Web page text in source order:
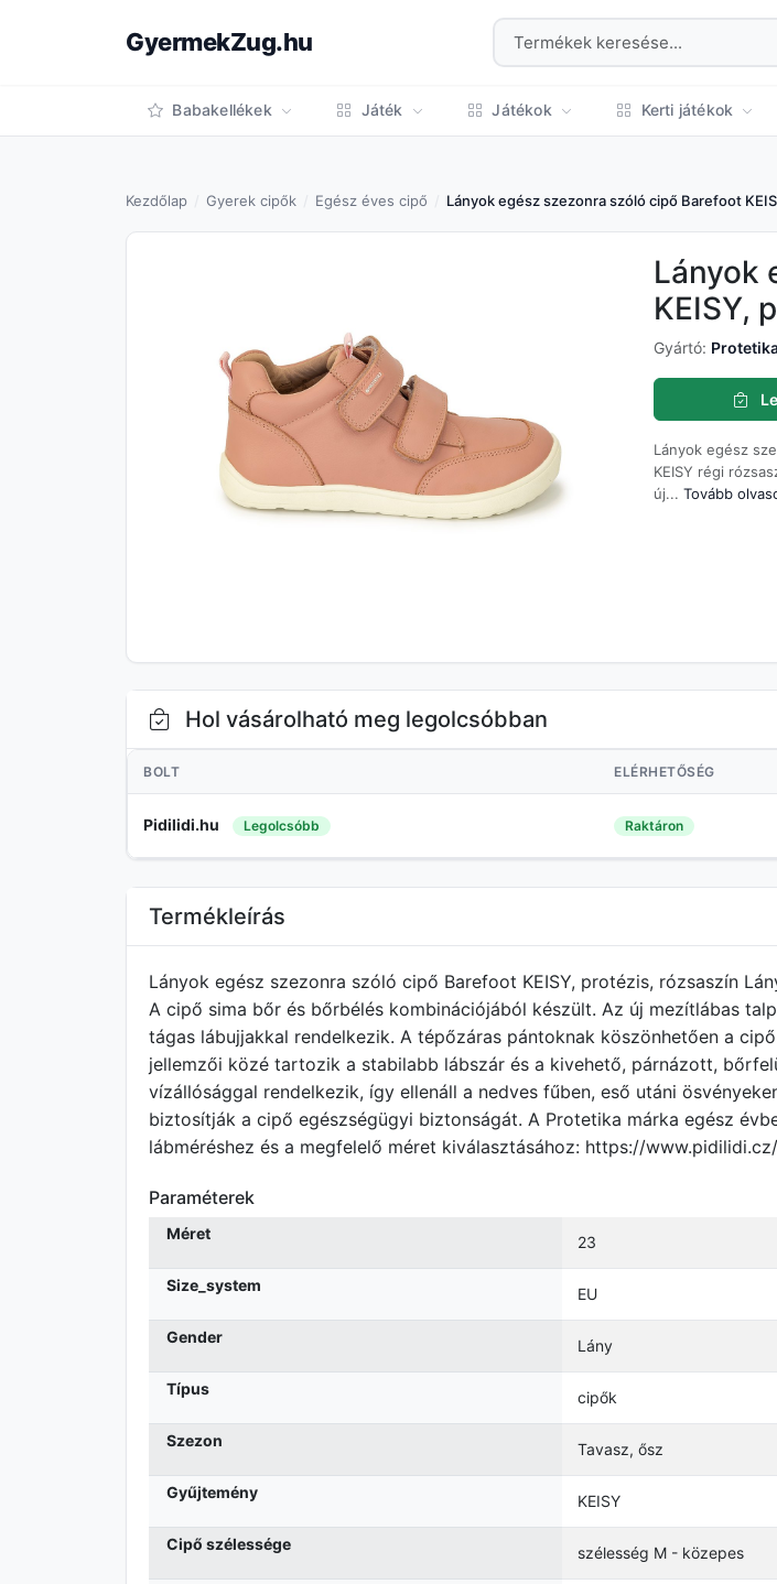
GyermekZug.hu
Babakellékek Játék Játékok Kerti játékok
Kezdőlap Gyerek cipők Egész éves cipő Lányok egész szezonra szóló cipő Barefoot
Lányok
KEISY,
Gyártó:
Lányok egész
KEISY régi
új... Tovább
Hol vásárolható meg legolcsóbban
BOLT ELÉRHETŐSÉG
Pidilidi.hu Legolcsóbb Raktáron
Termékleírás
Lányok egész szezonra szóló cipő Barefoot KEISY, protézis, rózsaszín
A cipő sima bőr és bőrbélés kombinációjából készült. Az új mezítlábas
tágas lábujjakkal rendelkezik. A tépőzáras pántoknak köszönhetően a
jellemzői közé tartozik a stabilabb lábszár és a kivehető, párnázott,
vízállósággal rendelkezik, így ellenáll a nedves fűben, eső utáni
biztosítják a cipő egészségügyi biztonságát. A Protetika márka egész
lábméréshez és a megfelelő méret kiválasztásához: https://
Paraméterek
Méret 23
Size_system EU
Gender Lány
Típus cipők
Szezon Tavasz, ősz
Gyűjtemény KEISY
Cipő szélessége szélesség M - közepes